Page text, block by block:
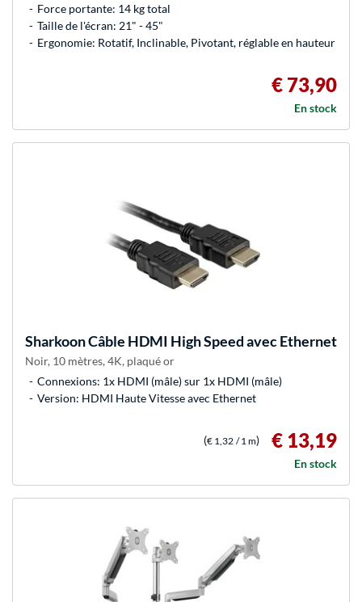
Force portante: 14 kg total
Taille de l'écran: 21" - 45"
Ergonomie: Rotatif, Inclinable, Pivotant, réglable en hauteur
€ 73,90
En stock
SharkoonCâble HDMI High Speed avec Ethernet
Noir, 10 mètres, 4K, plaqué or
Connexions: 1x HDMI (mâle) sur 1x HDMI (mâle)
Version: HDMI Haute Vitesse avec Ethernet
(€ 1,32 / 1 m) € 13,19
En stock